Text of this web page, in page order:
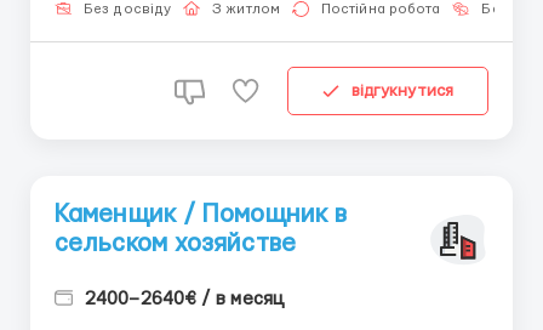
труда. 💶 Ставка: • До уплаты налогов: 23.25 EUR/часБез досвіду З житлом Постійна робота Без
відгукнутися
Каменщик / Помощник в
сельском хозяйстве
2400–2640€ / в месяц